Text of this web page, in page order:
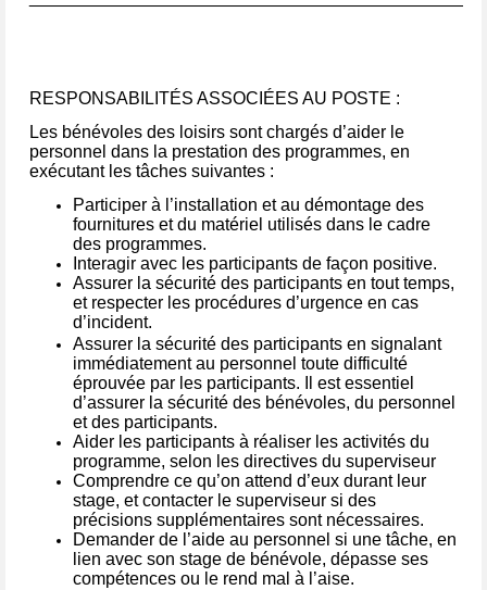
RESPONSABILITÉS ASSOCIÉES AU POSTE :
Les bénévoles des loisirs sont chargés d’aider le
personnel dans la prestation des programmes, en
exécutant les tâches suivantes :
Participer à l’installation et au démontage des
fournitures et du matériel utilisés dans le cadre
des programmes.
Interagir avec les participants de façon positive.
Assurer la sécurité des participants en tout temps,
et respecter les procédures d’urgence en cas
d’incident.
Assurer la sécurité des participants en signalant
immédiatement au personnel toute difficulté
éprouvée par les participants. Il est essentiel
d’assurer la sécurité des bénévoles, du personnel
et des participants.
Aider les participants à réaliser les activités du
programme, selon les directives du superviseur
Comprendre ce qu’on attend d’eux durant leur
stage, et contacter le superviseur si des
précisions supplémentaires sont nécessaires.
Demander de l’aide au personnel si une tâche, en
lien avec son stage de bénévole, dépasse ses
compétences ou le rend mal à l’aise.